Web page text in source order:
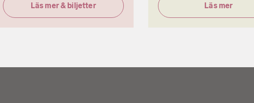
Läs mer & biljetter Läs mer